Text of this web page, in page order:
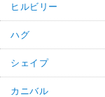
ヒルビリー
ハグ
シェイプ
カニバル